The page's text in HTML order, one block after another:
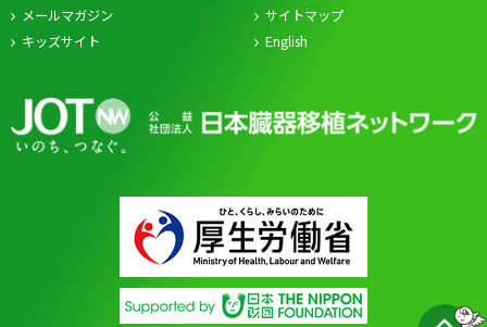
メールマガジン
キッズサイト
サイトマップ
English